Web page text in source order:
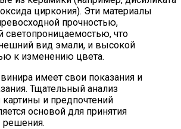
циркония). Эти материалы
прочностью,
светопроницаемостью, что
вид эмали, и высокой
к изменению цвета.
имеет свои показания и
Тщательный анализ
картины и предпочтений
основой для принятия
решения.